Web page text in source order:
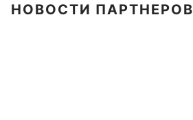
НОВОСТИ ПАРТНЕРОВ